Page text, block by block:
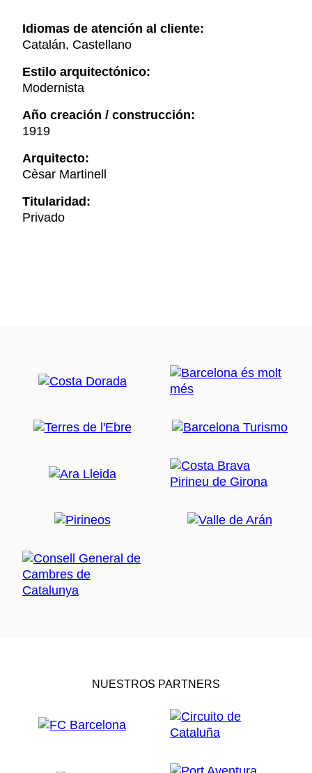
Idiomas de atención al cliente:
Catalán, Castellano
Estilo arquitectónico:
Modernista
Año creación / construcción:
1919
Arquitecto:
Cèsar Martinell
Titularidad:
Privado
NUESTROS PARTNERS